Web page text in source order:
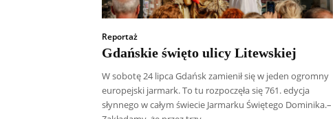
Reportaż
Gdańskie święto ulicy Litewskiej
W sobotę 24 lipca Gdańsk zamienił się w jeden ogromny
europejski jarmark. To tu rozpoczęła się 761. edycja
słynnego w całym świecie Jarmarku Świętego Dominika.–